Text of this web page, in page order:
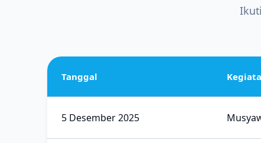
Tanggal
5 Desember 2025